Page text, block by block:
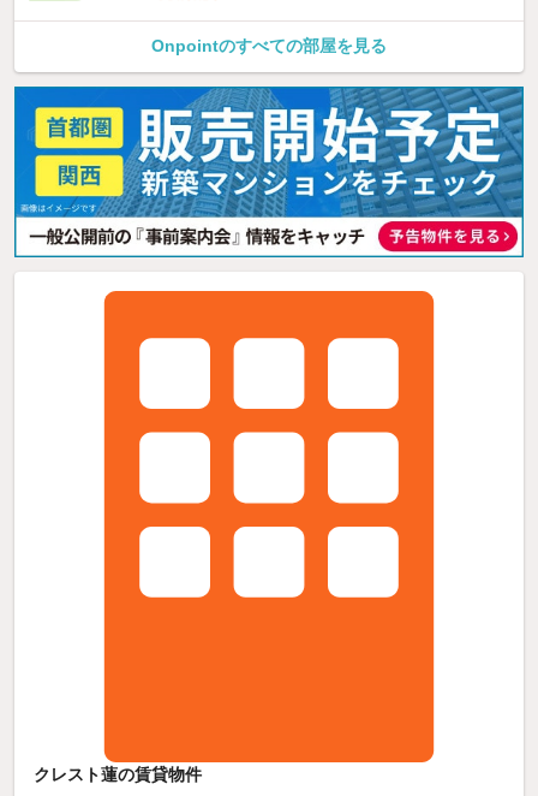
Onpointのすべての部屋を見る
クレスト蓮の賃貸物件